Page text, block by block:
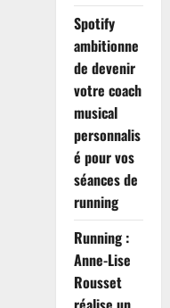
Spotify
ambitionne
de devenir
votre coach
musical
personnalis
é pour vos
séances de
running
Running :
Anne-Lise
Rousset